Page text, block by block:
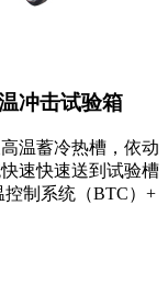
冲击试验箱
温蓄冷热槽，依动
速快速送到试验槽
制系统（BTC）+